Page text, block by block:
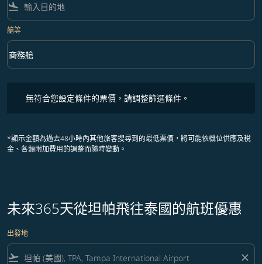
flight_land
艙等
艙等 option 商務艙 Selected
商務艙
keyboard_arrow_down
無符合您設定條件的票價，請調整篩選條件。
*顯示金額為過去48小時內其他旅客搜尋到的最低票價，將可能依機位供應及稅
金、各類附加費用的調整而隨時變動。
未來365天從坦帕飛往泰國的航班優惠
出發地
flight_takeoff close